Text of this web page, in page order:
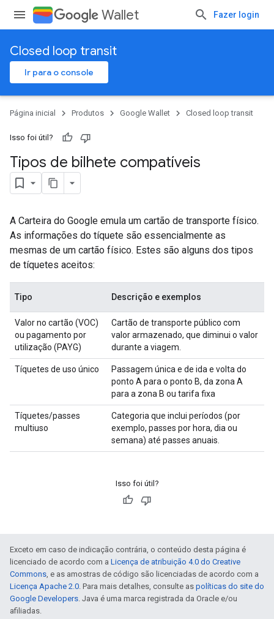
Wallet Fazer login
Closed loop transit
Ir para o console
Página inicial Produtos Google Wallet Closed loop transit
Isso foi útil?
Tipos de bilhete compatíveis
A Carteira do Google emula um cartão de transporte físico.
As informações do tíquete são essencialmente as
mesmas de um cartão físico. Estes são alguns dos tipos
de tíquetes aceitos:
Tipo Descrição e exemplos
Valor no cartão (VOC)
ou pagamento por
utilização (PAYG)
Cartão de transporte público com
valor armazenado, que diminui o valor
durante a viagem.
Tíquetes de uso único
Passagem única e de ida e volta do
ponto A para o ponto B, da zona A
para a zona B ou tarifa fixa
Tíquetes/passes
multiuso
Categoria que inclui períodos (por
exemplo, passes por hora, dia ou
semana) até passes anuais.
Isso foi útil?
Exceto em caso de indicação contrária, o conteúdo desta página é
licenciado de acordo com a Licença de atribuição 4.0 do Creative
Commons, e as amostras de código são licenciadas de acordo com a
Licença Apache 2.0. Para mais detalhes, consulte as políticas do site do
Google Developers. Java é uma marca registrada da Oracle e/ou
afiliadas.